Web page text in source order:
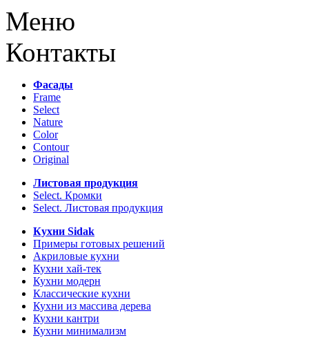
Меню
Контакты
Фасады
Frame
Select
Nature
Color
Contour
Original
Листовая продукция
Select. Кромки
Select. Листовая продукция
Кухни Sidak
Примеры готовых решений
Акриловые кухни
Кухни хай-тек
Кухни модерн
Классические кухни
Кухни из массива дерева
Кухни кантри
Кухни минимализм